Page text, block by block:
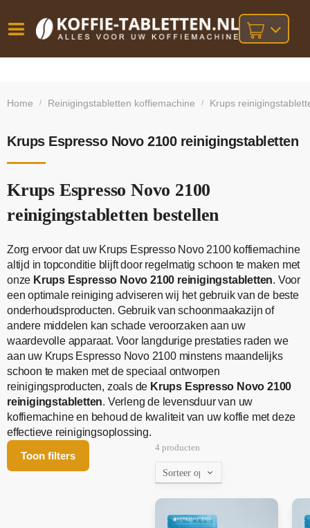
besteld,
bij orders
Home / Reinigingstabletten koffiemachine / Krups
Krups Espresso Novo 2100 reinigingstabletten
Krups Espresso Novo 2100
reinigingstabletten bestellen
Zorg ervoor dat uw Krups Espresso Novo 2100 koffiemachine
altijd in topconditie blijft door regelmatig schoon te maken met
onze Krups Espresso Novo 2100 reinigingstabletten. Voor
een optimale reiniging adviseren wij het gebruik van de beste
onderhoudsproducten. Gebruik van schoonmaakazijn of
andere middelen kan schade veroorzaken aan uw
waardevolle apparaat. Voor langdurige prestaties raden we
aan uw Krups Espresso Novo 2100 minstens maandelijks
schoon te maken met de speciaal ontworpen
reinigingsproducten, zoals de Krups Espresso Novo 2100
reinigingstabletten. Verleng de levensduur van uw
koffiemachine en behoud de kwaliteit van uw koffie met deze
effectieve reinigingsoplossing.
Toon filters
4 producten